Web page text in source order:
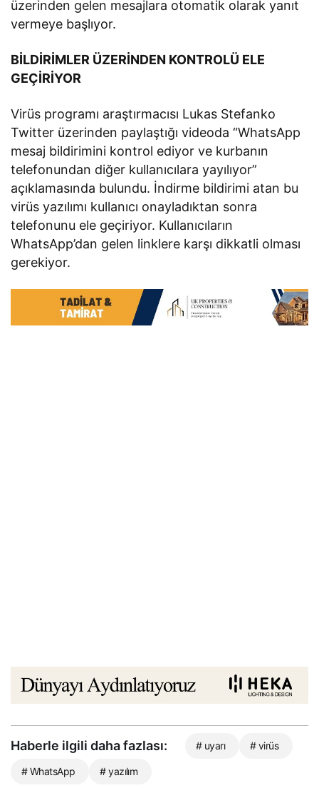
üzerinden gelen mesajlara otomatik olarak yanıt
vermeye başlıyor.
BİLDİRİMLER ÜZERİNDEN KONTROLÜ ELE
GEÇİRİYOR
Virüs programı araştırmacısı Lukas Stefanko
Twitter üzerinden paylaştığı videoda “WhatsApp
mesaj bildirimini kontrol ediyor ve kurbanın
telefonundan diğer kullanıcılara yayılıyor”
açıklamasında bulundu. İndirme bildirimi atan bu
virüs yazılımı kullanıcı onayladıktan sonra
telefonunu ele geçiriyor. Kullanıcıların
WhatsApp’dan gelen linklere karşı dikkatli olması
gerekiyor.
Haberle ilgili daha fazlası: # uyarı # virüs
# WhatsApp # yazılım